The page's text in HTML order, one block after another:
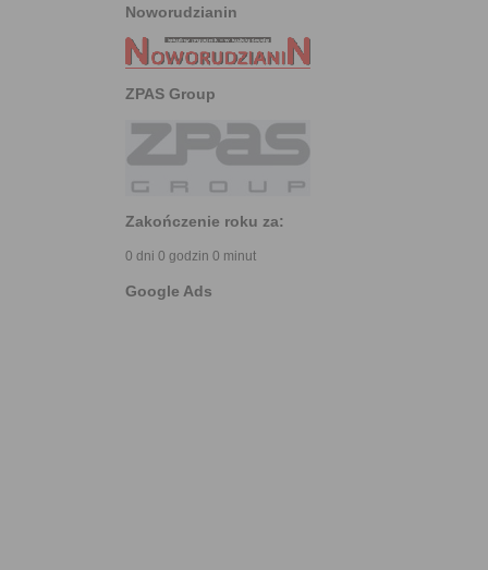
Noworudzianin
ZPAS Group
Zakończenie roku za:
0 dni 0 godzin 0 minut
Google Ads